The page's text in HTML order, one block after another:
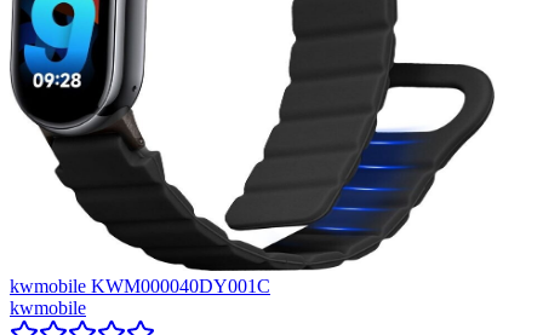
kwmobile KWM000040DY001C
kwmobile